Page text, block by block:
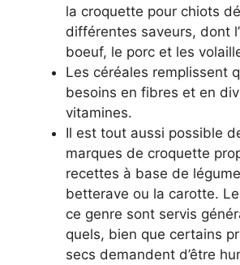
la croquette pour chiots
différentes saveurs, dont
boeuf, le porc et les
Les céréales remplissent
besoins en fibres et en
vitamines.
Il est tout aussi possible
marques de croquette
recettes à base de
betterave ou la carotte.
ce genre sont servis
quels, bien que certains
secs demandent d’être